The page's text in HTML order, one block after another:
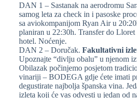
DAN 1 – Sastanak na aerodromu
samog leta za check in i pasoske
sa aviokompanijom Ryan Air u
planiran u 22:30h. Transfer do Lloret
hotel. Noćenje.
DAN 2 – Doručak. Fakultativni
Upoznajte “divlju obalu” u njenom
Obilazak počinjemo posjetom
vinariji – BODEGA gdje ćete imati
degustirate najbolja španska vina.
izleta koji će vas odvesti u jedan od